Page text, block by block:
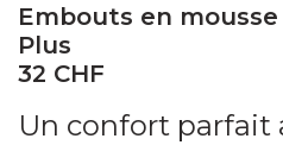
Embouts en
Plus
32 CHF
Un confort parfait